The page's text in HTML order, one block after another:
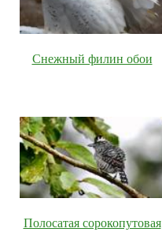
Снежный филин обои
Полосатая сорокопутовая